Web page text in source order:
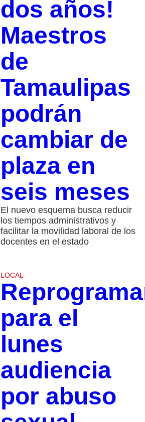
dos años!
Maestros
de
Tamaulipas
podrán
cambiar de
plaza en
seis meses
El nuevo esquema busca reducir
los tiempos administrativos y
facilitar la movilidad laboral de los
docentes en el estado
LOCAL
para el
lunes
audiencia
por abuso